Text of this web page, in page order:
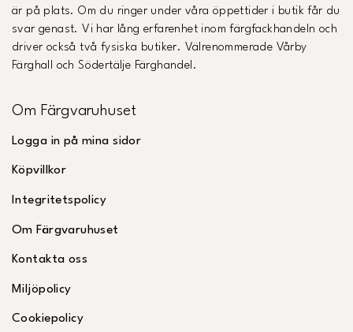
är på plats. Om du ringer under våra öppettider i butik får du
svar genast. Vi har lång erfarenhet inom färgfackhandeln och
driver också två fysiska butiker. Välrenommerade Vårby
Färghall och Södertälje Färghandel.
Om Färgvaruhuset
Logga in på mina sidor
Köpvillkor
Integritetspolicy
Om Färgvaruhuset
Kontakta oss
Miljöpolicy
Cookiepolicy